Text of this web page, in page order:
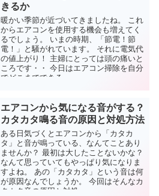
きるか
暖かい季節が近づいてきましたね。 これ
からエアコンを使用する機会も増えてく
るでしょう。 いまの時期、「節電！節
電！」と騒がれています。 それに電気代
の値上がり！ 主婦にとっては頭の痛いと
ころです・・ 今日はエアコン掃除を自分
でどこまでできる...
エアコンから気になる音がする？
カタカタ鳴る音の原因と対処方法
ある日気づくとエアコンから「カタカ
タ」と音が鳴っている、なんてことあり
ませんか？ 最初は大したことないかな？
なんて思っていてもやっぱり気になりま
すよね。 あの「カタカタ」という音は何
が原因なんでしょうか。 今回はそんなカ
タカタ音の原因と対処...